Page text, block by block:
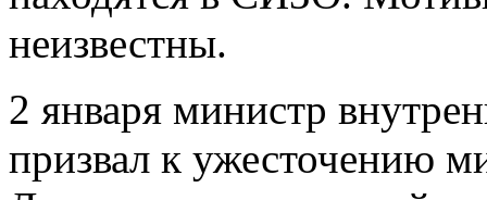
неизвестны.
2 января министр
призвал к ужесточению